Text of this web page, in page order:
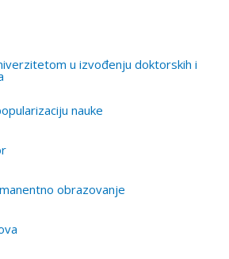
u izvođenju doktorskih i
nauke
obrazovanje